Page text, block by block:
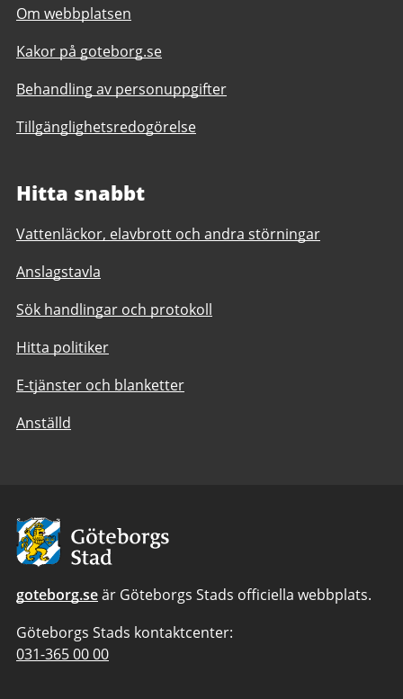
Om webbplatsen
Kakor på goteborg.se
Behandling av personuppgifter
Tillgänglighetsredogörelse
Hitta snabbt
Vattenläckor, elavbrott och andra störningar
Anslagstavla
Sök handlingar och protokoll
Hitta politiker
E-tjänster och blanketter
Anställd
Avsändare:
Göteborgs
Stad
goteborg.seär Göteborgs Stads officiella webbplats.
Göteborgs Stads kontaktcenter:
Telefonnummer
031-365 00 00